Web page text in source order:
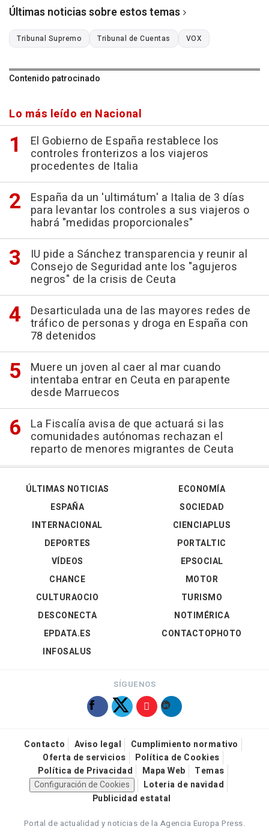
Últimas noticias sobre estos temas
Tribunal Supremo Tribunal de Cuentas VOX
Contenido patrocinado
Lo más leído en Nacional
El Gobierno de España restablece los
controles fronterizos a los viajeros
procedentes de Italia
España da un 'ultimátum' a Italia de 3 días
para levantar los controles a sus viajeros o
habrá "medidas proporcionales"
IU pide a Sánchez transparencia y reunir al
Consejo de Seguridad ante los "agujeros
negros" de la crisis de Ceuta
Desarticulada una de las mayores redes de
tráfico de personas y droga en España con
78 detenidos
Muere un joven al caer al mar cuando
intentaba entrar en Ceuta en parapente
desde Marruecos
La Fiscalía avisa de que actuará si las
comunidades autónomas rechazan el
reparto de menores migrantes de Ceuta
ÚLTIMAS NOTICIAS
ESPAÑA
INTERNACIONAL
DEPORTES
VÍDEOS
ECONOMÍA
SOCIEDAD
CIENCIAPLUS
PORTALTIC
EPSOCIAL
CHANCE
CULTURAOCIO
DESCONECTA
EPDATA.ES
INFOSALUS
MOTOR
TURISMO
NOTIMÉRICA
CONTACTOPHOTO
SÍGUENOS
Contacto Aviso legal
Cumplimiento normativo
Oferta de servicios
Política de Cookies
Política de Privacidad
Mapa Web
Temas
Configuración de Cookies
Loteria de navidad
Publicidad estatal
Portal de actualidad y noticias de la Agencia Europa Press.